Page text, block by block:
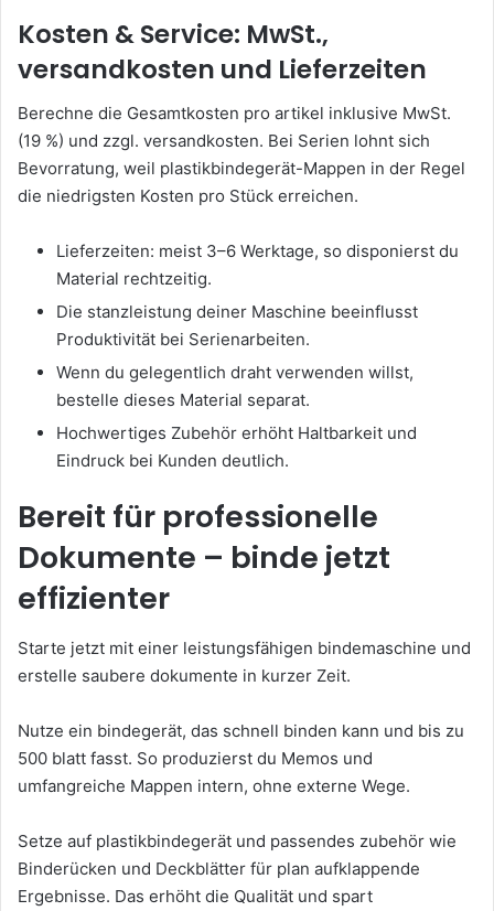
Kosten & Service: MwSt.,
versandkosten und Lieferzeiten
Berechne die Gesamtkosten pro artikel inklusive MwSt.
(19 %) und zzgl. versandkosten. Bei Serien lohnt sich
Bevorratung, weil plastikbindegerät-Mappen in der Regel
die niedrigsten Kosten pro Stück erreichen.
Lieferzeiten: meist 3–6 Werktage, so disponierst du
Material rechtzeitig.
Die stanzleistung deiner Maschine beeinflusst
Produktivität bei Serienarbeiten.
Wenn du gelegentlich draht verwenden willst,
bestelle dieses Material separat.
Hochwertiges Zubehör erhöht Haltbarkeit und
Eindruck bei Kunden deutlich.
Bereit für professionelle
Dokumente – binde jetzt
effizienter
Starte jetzt mit einer leistungsfähigen bindemaschine und
erstelle saubere dokumente in kurzer Zeit.
Nutze ein bindegerät, das schnell binden kann und bis zu
500 blatt fasst. So produzierst du Memos und
umfangreiche Mappen intern, ohne externe Wege.
Setze auf plastikbindegerät und passendes zubehör wie
Binderücken und Deckblätter für plan aufklappende
Ergebnisse. Das erhöht die Qualität und spart